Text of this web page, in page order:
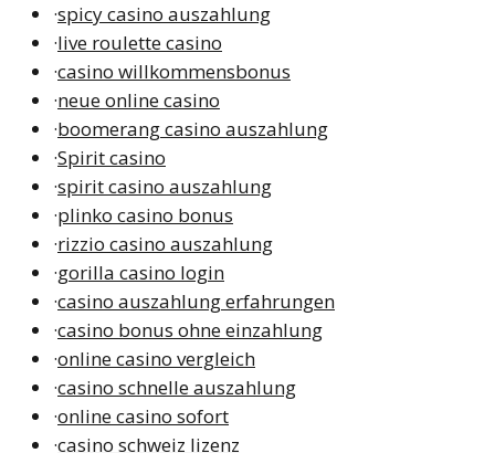
·spicy casino auszahlung
·live roulette casino
·casino willkommensbonus
·neue online casino
·boomerang casino auszahlung
·Spirit casino
·spirit casino auszahlung
·plinko casino bonus
·rizzio casino auszahlung
·gorilla casino login
·casino auszahlung erfahrungen
·casino bonus ohne einzahlung
·online casino vergleich
·casino schnelle auszahlung
·online casino sofort
·casino schweiz lizenz